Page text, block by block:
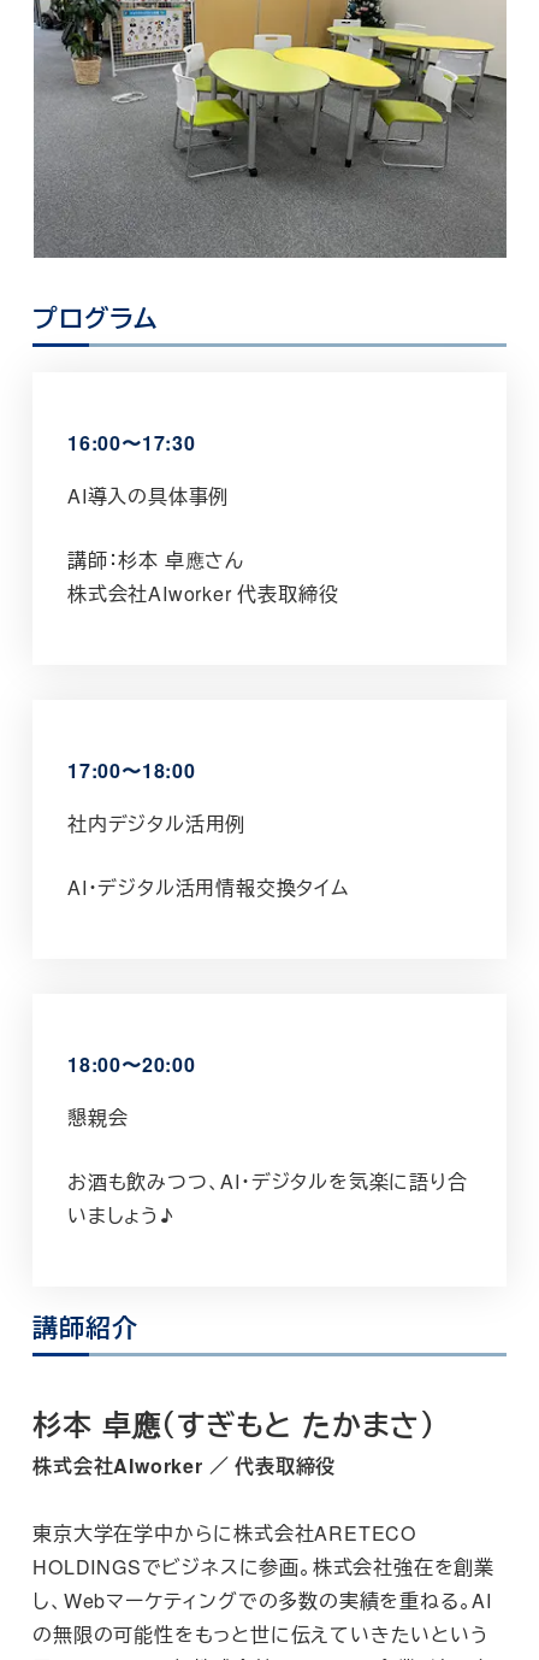
プログラム
16:00〜17:30
AI導入の具体事例
講師：杉本 卓應さん
株式会社AIworker 代表取締役
17:00〜18:00
社内デジタル活用例
AI・デジタル活用情報交換タイム
18:00〜20:00
懇親会
お酒も飲みつつ、AI・デジタルを気楽に語り合
いましょう♪
講師紹介
杉本 卓應（すぎもと たかまさ）
株式会社AIworker ／代表取締役
東京大学在学中からに株式会社ARETECO
HOLDINGSでビジネスに参画。株式会社強在を創業
し、Webマーケティングでの多数の実績を重ねる。AI
の無限の可能性をもっと世に伝えていきたいという